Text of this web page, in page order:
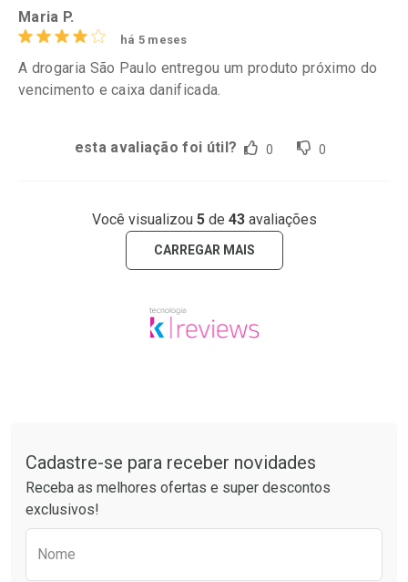
Maria P.
há 5 meses
A drogaria São Paulo entregou um produto próximo do
vencimento e caixa danificada.
esta avaliação foi útil? 0 0
Você visualizou 5de 43avaliações
CARREGAR MAIS
Cadastre-se para receber novidades
Receba as melhores ofertas e super descontos
exclusivos!
Nome